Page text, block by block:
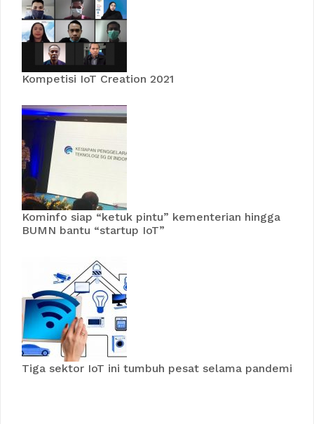
Kompetisi IoT Creation 2021
Kominfo siap “ketuk pintu” kementerian hingga
BUMN bantu “startup IoT”
Tiga sektor IoT ini tumbuh pesat selama pandemi